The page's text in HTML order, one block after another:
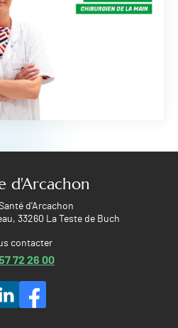
d'Arcachon
d'Arcachon
33260 La Teste de Buch
contacter
72 26 00